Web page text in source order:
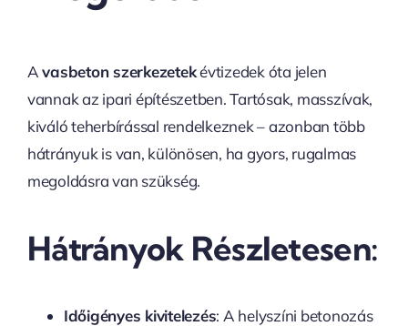
Avasbeton szerkezetekévtizedek óta jelen
vannak az ipari építészetben. Tartósak, masszívak,
kiváló teherbírással rendelkeznek – azonban több
hátrányuk is van, különösen, ha gyors, rugalmas
megoldásra van szükség.
Hátrányok Részletesen:
Időigényes kivitelezés: A helyszíni betonozás